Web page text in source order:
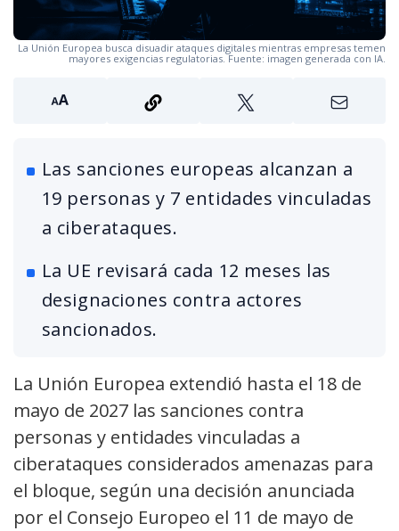
La Unión Europea busca disuadir ataques digitales mientras empresas temen
mayores exigencias regulatorias. Fuente: imagen generada con IA.
Las sanciones europeas alcanzan a
19 personas y 7 entidades vinculadas
a ciberataques.
La UE revisará cada 12 meses las
designaciones contra actores
sancionados.
La Unión Europea extendió hasta el 18 de
mayo de 2027 las sanciones contra
personas y entidades vinculadas a
ciberataques considerados amenazas para
el bloque, según una decisión anunciada
por el Consejo Europeo el 11 de mayo de